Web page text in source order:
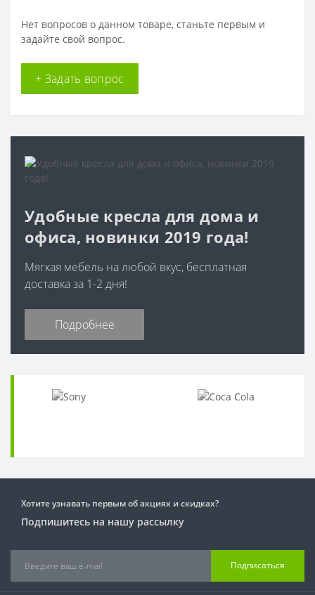
Нет вопросов о данном товаре, станьте первым и
задайте свой вопрос.
+ Задать вопрос
Удобные кресла для дома и
офиса, новинки 2019 года!
Мягкая мебель на любой вкус, бесплатная
доставка за 1-2 дня!
Подробнее
Хотите узнавать первым об акциях и скидках?
Подпишитесь на нашу рассылку
Подписаться